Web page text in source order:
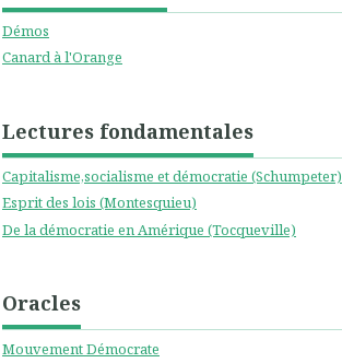
Démos
Canard à l'Orange
Lectures fondamentales
Capitalisme,socialisme et démocratie (Schumpeter)
Esprit des lois (Montesquieu)
De la démocratie en Amérique (Tocqueville)
Oracles
Mouvement Démocrate